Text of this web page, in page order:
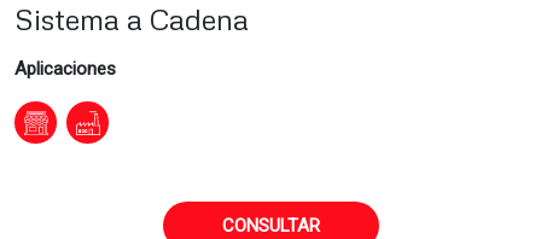
Sistema a Cadena
Aplicaciones
CONSULTAR